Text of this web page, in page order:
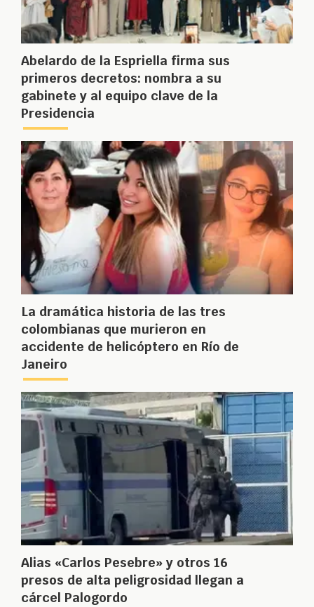
Abelardo de la Espriella firma sus
primeros decretos: nombra a su
gabinete y al equipo clave de la
Presidencia
La dramática historia de las tres
colombianas que murieron en
accidente de helicóptero en Río de
Janeiro
Alias «Carlos Pesebre» y otros 16
presos de alta peligrosidad llegan a
cárcel Palogordo